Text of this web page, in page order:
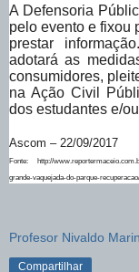
A Defensoria
pelo evento e fixou
prestar
adotará as
consumidores,
na Ação Civil
dos estudantes e/
Ascom – 22/09/2017
Fonte: http://
grande-vaquejada-do-parque-recuperacao/
Profesor Nivaldo
Compartilhar